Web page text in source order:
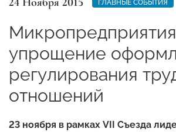
ГЛАВНЫЕ СОБЫТИЯ
упрощение
регулирования
отношений
23 ноября в рамках VII Съезда